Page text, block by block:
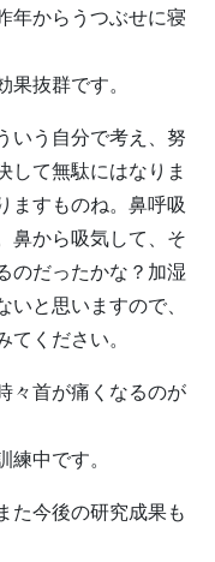
からうつぶせに寝
果抜群です。
いう自分で考え、努
して無駄にはなりま
ますものね。鼻呼吸
鼻から吸気して、そ
のだったかな？加湿
と思いますので、
ください。
首が痛くなるのが
中です。
た今後の研究成果も